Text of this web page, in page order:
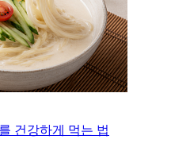
건강하게 먹는 법